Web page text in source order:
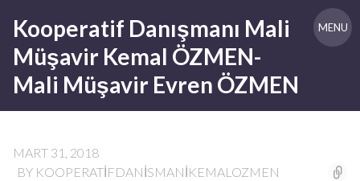
content
Kooperatif Danışmanı Mali
Müşavir Kemal ÖZMEN-
Mali Müşavir Evren ÖZMEN
MENU
MART 31, 2018
BY KOOPERATIFDANISMANIKEMALOZMEN